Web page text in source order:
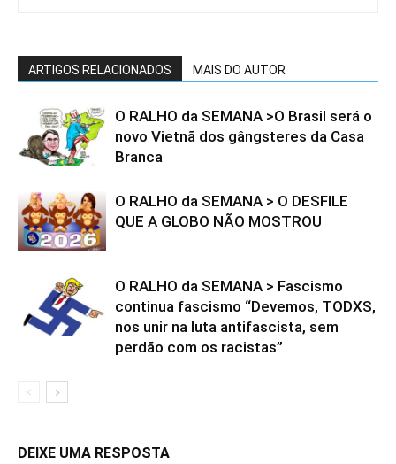
ARTIGOS RELACIONADOS MAIS DO AUTOR
O RALHO da SEMANA >O Brasil será o
novo Vietnã dos gângsteres da Casa
Branca
O RALHO da SEMANA > O DESFILE
QUE A GLOBO NÃO MOSTROU
O RALHO da SEMANA > Fascismo
continua fascismo “Devemos, TODXS,
nos unir na luta antifascista, sem
perdão com os racistas”
DEIXE UMA RESPOSTA